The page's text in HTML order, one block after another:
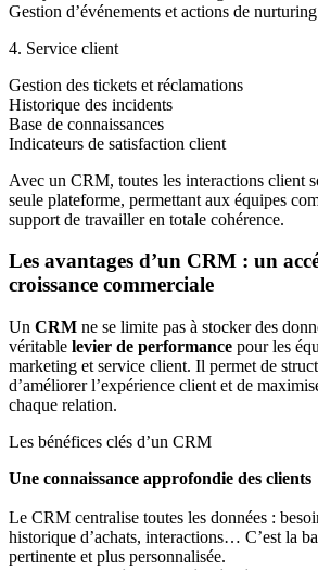
Gestion d’événements et actions de nurturing
4. Service client
Gestion des tickets et réclamations
Historique des incidents
Base de connaissances
Indicateurs de satisfaction client
Avec un CRM, toutes les interactions client
seule plateforme, permettant aux équipes
support de travailler en totale cohérence.
Les avantages d’un CRM : un
croissance commerciale
Un CRM ne se limite pas à stocker des
véritable levier de performance pour les
marketing et service client. Il permet de
d’améliorer l’expérience client et de
chaque relation.
Les bénéfices clés d’un CRM
Une connaissance approfondie des clients
Le CRM centralise toutes les données :
historique d’achats, interactions… C’est la
pertinente et plus personnalisée.